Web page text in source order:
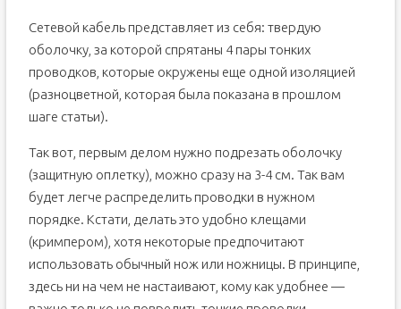
Сетевой кабель представляет из себя: твердую
оболочку, за которой спрятаны 4 пары тонких
проводков, которые окружены еще одной изоляцией
(разноцветной, которая была показана в прошлом
шаге статьи).
Так вот, первым делом нужно подрезать оболочку
(защитную оплетку), можно сразу на 3-4 см. Так вам
будет легче распределить проводки в нужном
порядке. Кстати, делать это удобно клещами
(кримпером), хотя некоторые предпочитают
использовать обычный нож или ножницы. В принципе,
здесь ни на чем не настаивают, кому как удобнее —